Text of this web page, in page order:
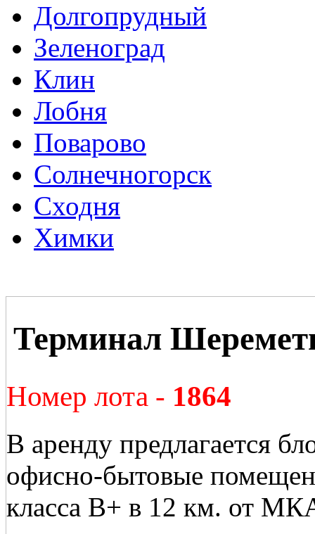
Долгопрудный
Зеленоград
Клин
Лобня
Поварово
Солнечногорск
Сходня
Химки
Терминал
Номер лота - 1864
В аренду предлагается
офисно-бытовые
класса В+ в 12 км. от